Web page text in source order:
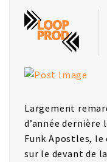
Largement
d’année dernière
Funk Apostles,
sur le devant de